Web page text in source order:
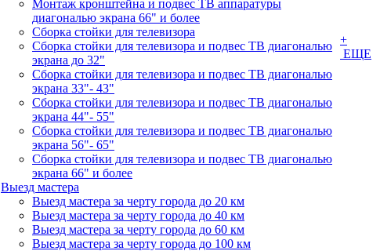
Монтаж кронштейна и подвес ТВ аппаратуры
диагональю экрана 66" и более
Сборка стойки для телевизора
Сборка стойки для телевизора и подвес ТВ диагональю
экрана до 32"
Сборка стойки для телевизора и подвес ТВ диагональю
экрана 33"- 43"
Сборка стойки для телевизора и подвес ТВ диагональю
экрана 44"- 55"
Сборка стойки для телевизора и подвес ТВ диагональю
экрана 56"- 65"
Сборка стойки для телевизора и подвес ТВ диагональю
экрана 66" и более
Выезд мастера
Выезд мастера за черту города до 20 км
Выезд мастера за черту города до 40 км
Выезд мастера за черту города до 60 км
Выезд мастера за черту города до 100 км
+
ЕЩЕ